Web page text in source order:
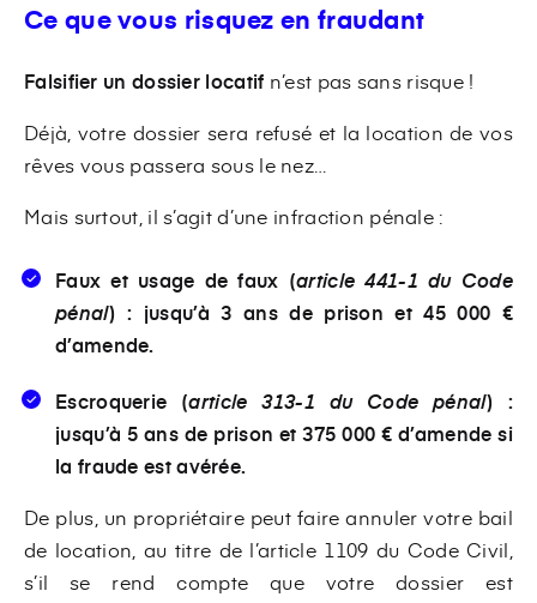
Ce que vous risquez en fraudant
Falsifier un dossier locatif n’est pas sans risque !
Déjà, votre dossier sera refusé et la location de vos
rêves vous passera sous le nez…
Mais surtout, il s’agit d’une infraction pénale :
Faux et usage de faux (article 441-1 du Code
pénal) : jusqu’à 3 ans de prison et 45 000 €
d’amende.
Escroquerie (article 313-1 du Code pénal) :
jusqu’à 5 ans de prison et 375 000 € d’amende si
la fraude est avérée.
De plus, un propriétaire peut faire annuler votre bail
de location, au titre de l’article 1109 du Code Civil,
s’il se rend compte que votre dossier est